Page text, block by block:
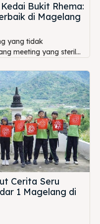
Bukit Rhema:
di Magelang
yang tidak
meeting yang steril...
Cerita Seru
1 Magelang di